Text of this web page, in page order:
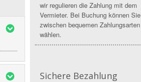
wir regulieren die Zahlung mit dem
Vermieter. Bei Buchung können Sie
zwischen bequemen Zahlungsarten
wählen.
Sichere Bezahlung